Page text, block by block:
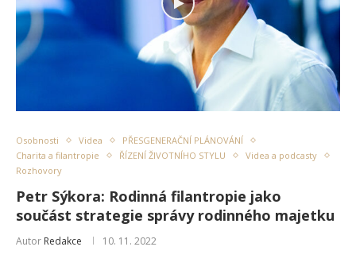
Osobnosti Videa
PŘESGENERAČNÍ PLÁNOVÁNÍ
Charita a filantropie
ŘÍZENÍ ŽIVOTNÍHO STYLU
Videa a podcasty
Rozhovory
Petr Sýkora: Rodinná filantropie jako
součást strategie správy rodinného majetku
Autor Redakce 10. 11. 2022